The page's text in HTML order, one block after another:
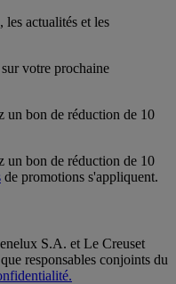
les actualités et les
votre prochaine
un bon de réduction de 10
un bon de réduction de 10
de promotions s'appliquent.
S.A. et Le Creuset
responsables conjoints du